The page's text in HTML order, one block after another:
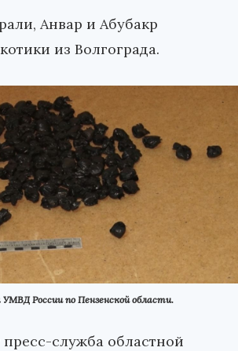
Анвар и Абубакр
из Волгограда.
России по Пензенской области.
служба областной